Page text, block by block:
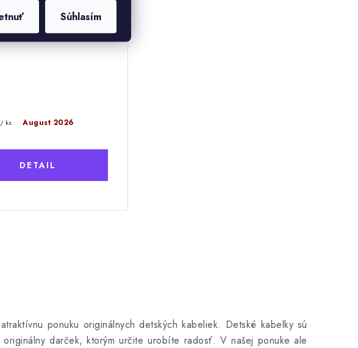
Súhlasím
August 2026
/ ks
DETAIL
ponuku originálnych detských kabeliek. Detské kabelky sú
darček, ktorým určite urobíte radosť. V našej ponuke ale